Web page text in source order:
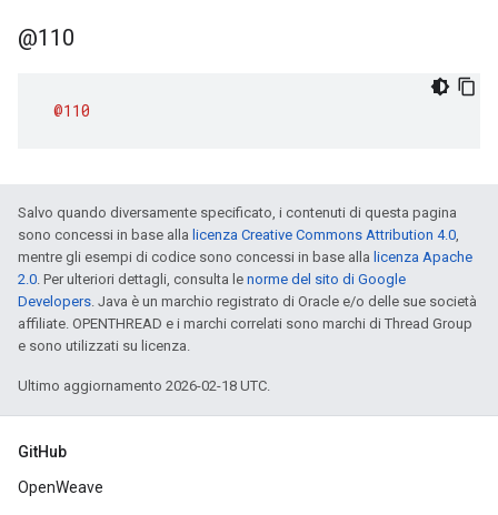
@110
@110
Salvo quando diversamente specificato, i contenuti di questa pagina
sono concessi in base alla licenza Creative Commons Attribution 4.0,
mentre gli esempi di codice sono concessi in base alla licenza Apache
2.0. Per ulteriori dettagli, consulta le norme del sito di Google
Developers. Java è un marchio registrato di Oracle e/o delle sue società
affiliate. OPENTHREAD e i marchi correlati sono marchi di Thread Group
e sono utilizzati su licenza.
Ultimo aggiornamento 2026-02-18 UTC.
GitHub
OpenWeave